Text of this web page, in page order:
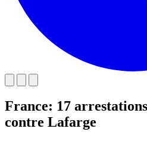
France: 17
contre Lafarge